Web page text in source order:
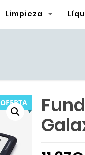
Limpieza
OFERTA